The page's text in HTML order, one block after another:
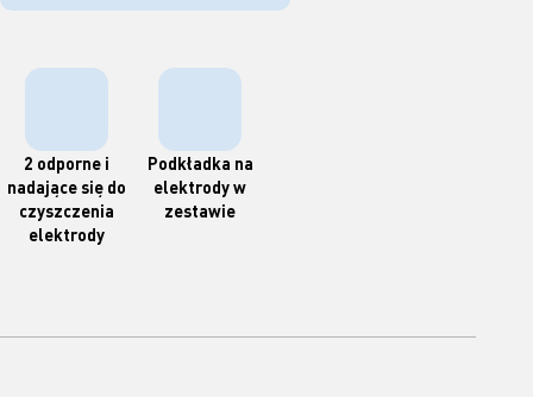
2 odporne i
nadające się do
czyszczenia
elektrody
Podkładka na
elektrody w
zestawie